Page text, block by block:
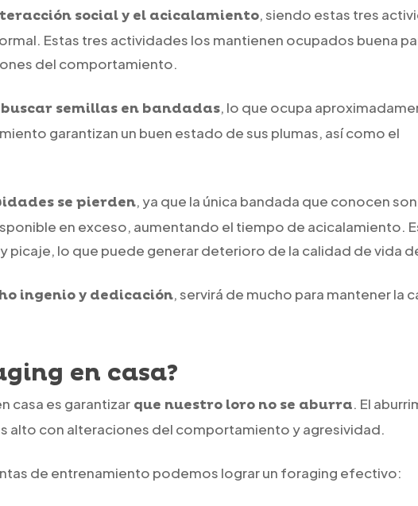
social y el acicalamiento, siendo estas tres
Estas tres actividades los mantienen ocupados buena
del comportamiento.
buscar semillas en bandadas, lo que ocupa
garantizan un buen estado de sus plumas, así como el
se pierden, ya que la única bandada que conocen
en exceso, aumentando el tiempo de acicalamiento.
lo que puede generar deterioro de la calidad de vida
ingenio y dedicación, servirá de mucho para mantener la
en casa?
casa es garantizar que nuestro loro no se aburra. El
alto con alteraciones del comportamiento y agresividad.
de entrenamiento podemos lograr un foraging efectivo: